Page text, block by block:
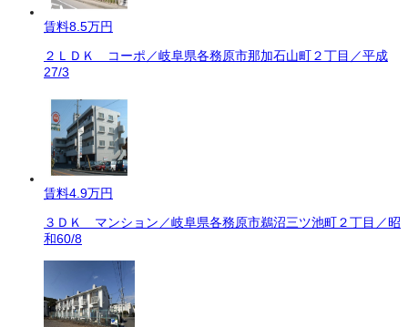
賃料8.5万円
２ＬＤＫ コーポ／岐阜県各務原市那加石山町２丁目／平成
27/3
賃料4.9万円
３ＤＫ マンション／岐阜県各務原市鵜沼三ツ池町２丁目／昭
和60/8